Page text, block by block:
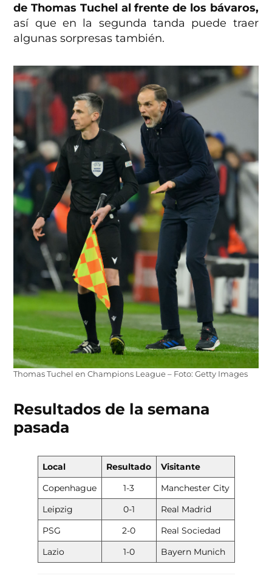
de Thomas Tuchel al frente de los bávaros,
así que en la segunda tanda puede traer
algunas sorpresas también.
Thomas Tuchel en Champions League – Foto: Getty Images
Resultados de la semana
pasada
Local Resultado
Visitante
Copenhague
1-3
Manchester City
Leipzig
0-1
Real Madrid
PSG
2-0
Real Sociedad
Lazio
1-0 Bayern Munich